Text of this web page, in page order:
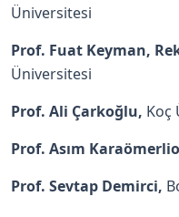
Üniversitesi
Prof. Fuat Keyman,
Üniversitesi
Prof. Ali Çarkoğlu, Koç
Prof. Asım
Prof. Sevtap Demirci,